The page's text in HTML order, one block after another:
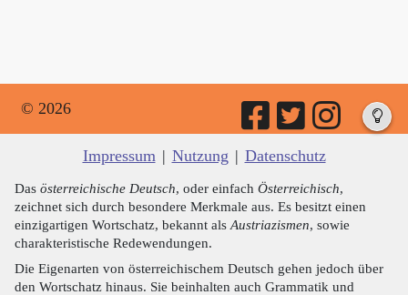
© 2026
Impressum | Nutzung | Datenschutz
Das österreichische Deutsch, oder einfach Österreichisch,
zeichnet sich durch besondere Merkmale aus. Es besitzt einen
einzigartigen Wortschatz, bekannt als Austriazismen, sowie
charakteristische Redewendungen.
Die Eigenarten von österreichischem Deutsch gehen jedoch über
den Wortschatz hinaus. Sie beinhalten auch Grammatik und